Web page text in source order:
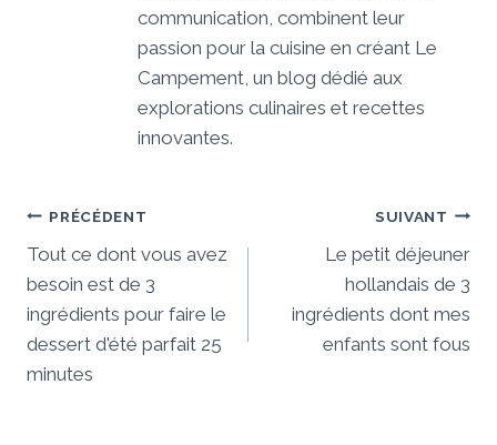
communication, combinent leur
passion pour la cuisine en créant Le
Campement, un blog dédié aux
explorations culinaires et recettes
innovantes.
Navigation
De
L’article
PRÉCÉDENT
Tout ce dont vous avez
besoin est de 3
ingrédients pour faire le
dessert d'été parfait 25
minutes
SUIVANT
Le petit déjeuner
hollandais de 3
ingrédients dont mes
enfants sont fous